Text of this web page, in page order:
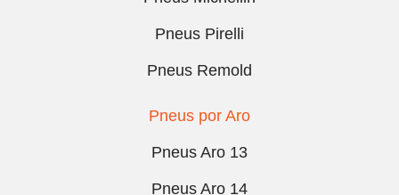
Pneus Pirelli
Pneus Remold
Pneus por Aro
Pneus Aro 13
Pneus Aro 14